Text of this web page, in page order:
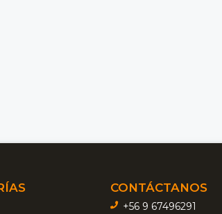
CONTÁCTANOS
+56 9 67496291